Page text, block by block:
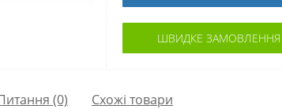
ШВИДКЕ ЗАМОВЛЕННЯ
(0) Схожі товари